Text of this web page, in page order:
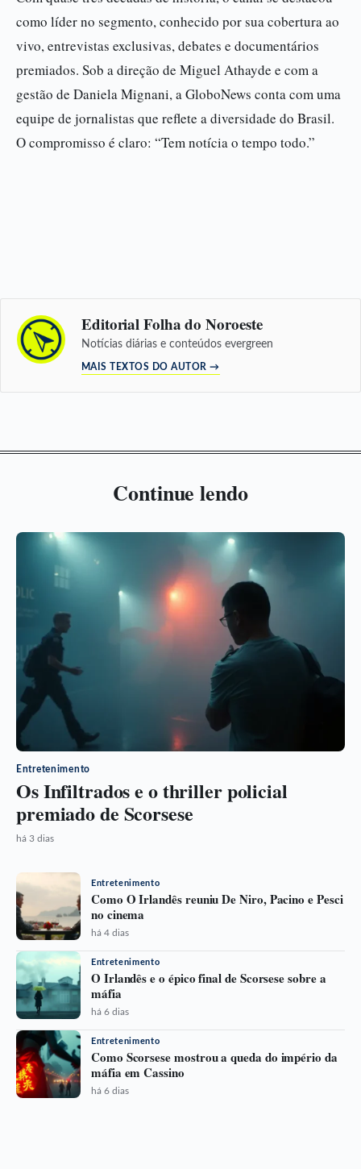
como líder no segmento, conhecido por sua cobertura ao
vivo, entrevistas exclusivas, debates e documentários
premiados. Sob a direção de Miguel Athayde e com a
gestão de Daniela Mignani, a GloboNews conta com uma
equipe de jornalistas que reflete a diversidade do Brasil.
O compromisso é claro: “Tem notícia o tempo todo.”
Editorial Folha do Noroeste
Notícias diárias e conteúdos evergreen
MAIS TEXTOS DO AUTOR →
Continue lendo
Entretenimento
Os Infiltrados e o thriller policial
premiado de Scorsese
há 3 dias
Entretenimento
Como O Irlandês reuniu De Niro, Pacino e Pesci
no cinema
há 4 dias
Entretenimento
O Irlandês e o épico final de Scorsese sobre a
máfia
há 6 dias
Entretenimento
Como Scorsese mostrou a queda do império da
máfia em Cassino
há 6 dias